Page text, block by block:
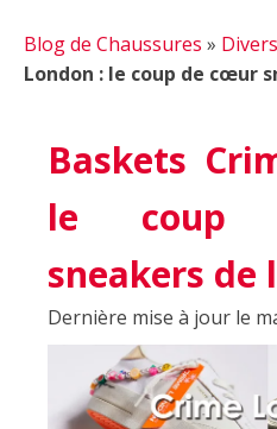
Blog de Chaussures » Divers
London : le coup de cœur
Baskets
le coup
sneakers de
Dernière mise à jour le